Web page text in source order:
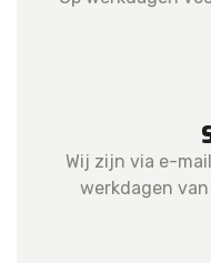
Wij zijn via e-
werkdagen van